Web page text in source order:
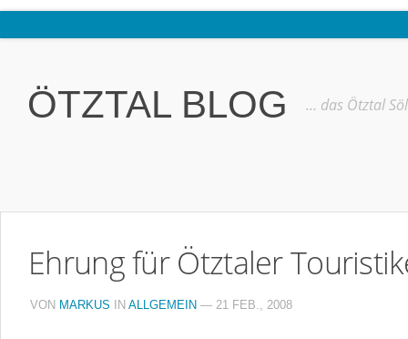
Ötztal
Interviews
Kostenloser Bustransfer ins Gletscherskigebiet von Sölden
ÖTZTAL BLOG … das Ötztal
Ehrung für Ötztaler
VON MARKUS IN ALLGEMEIN — 21 FEB., 2008